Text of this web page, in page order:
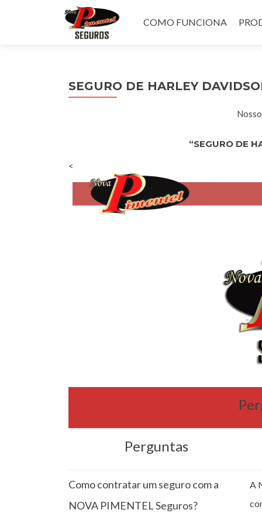
para
COMO FUNCIONA
SEGURO DE HARLEY
“SEGURO DE
<
Perguntas
Como contratar um seguro com a
NOVA PIMENTEL Seguros?
A